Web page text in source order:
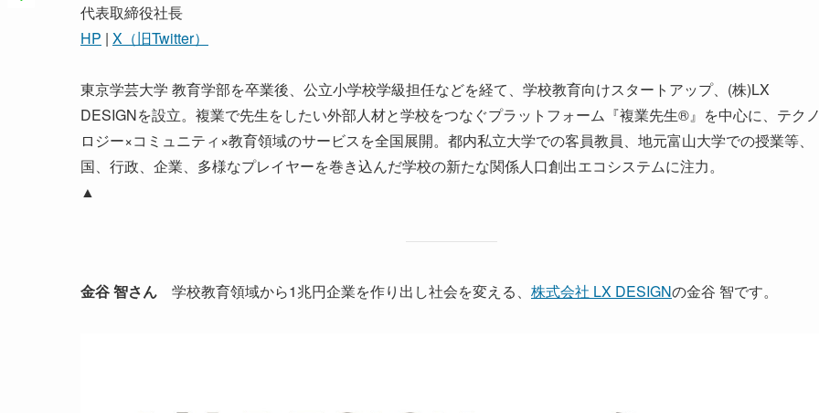
代表取締役社長
HP | X（旧Twitter）
東京学芸大学 教育学部を卒業後、公立小学校学級担任などを経て、学校教育向けスタートアップ、(株)LX
DESIGNを設立。複業で先生をしたい外部人材と学校をつなぐプラットフォーム『複業先生®︎』を中心に、テク
ロジー×コミュニティ×教育領域のサービスを全国展開。都内私立大学での客員教員、地元富山大学での授業等、
国、行政、企業、多様なプレイヤーを巻き込んだ学校の新たな関係人口創出エコシステムに注力。
▲
金谷 智さん 学校教育領域から1兆円企業を作り出し社会を変える、 株式会社 LX DESIGNの金谷 智です。